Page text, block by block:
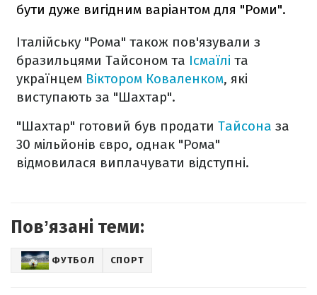
бути дуже вигідним варіантом для "Роми".
Італійську "Рома" також пов'язували з
бразильцями Тайсоном та Ісмаїлі та
українцем Віктором Коваленком, які
виступають за "Шахтар".
"Шахтар" готовий був продати Тайсона за
30 мільйонів євро, однак "Рома"
відмовилася виплачувати відступні.
Повʼязані теми:
ФУТБОЛ СПОРТ